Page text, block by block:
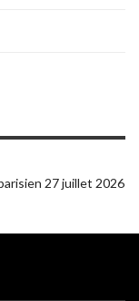
27 juillet 2026